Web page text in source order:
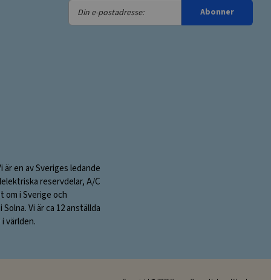
Din
e-
Abonner
en av Sveriges ledande
reservdelar, A/C
om i Sverige och
Vi är ca 12 anställda
världen.